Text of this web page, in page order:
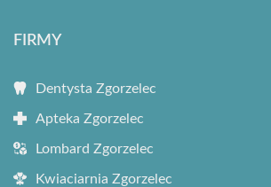
FIRMY
Dentysta Zgorzelec
Apteka Zgorzelec
Lombard Zgorzelec
Kwiaciarnia Zgorzelec